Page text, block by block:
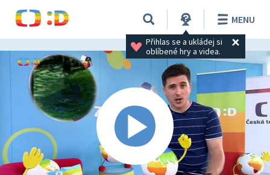
Přihlas se a ukládej si
oblíbené hry a videa.
MENU